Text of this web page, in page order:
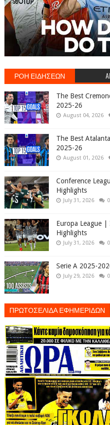
ΡΟΗ ΕΙΔΗΣΕΩΝ
The Best
2025-26
August 04, 2026
The Best
2025-26
August 01, 2026
Conference
Highlights
July 31, 2026 0
Europa League
Highlights
July 31, 2026 0
Serie A 2025-
July 29, 2026 0
ΠΡΩΤΟΣΕΛΙΔΑ ΕΦΗΜΕΡΙΔΩΝ